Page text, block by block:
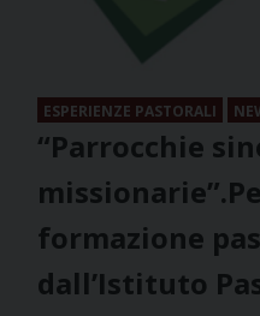
ESPERIENZE PASTORALI
“Parrocchie
formazione
dall’Istituto